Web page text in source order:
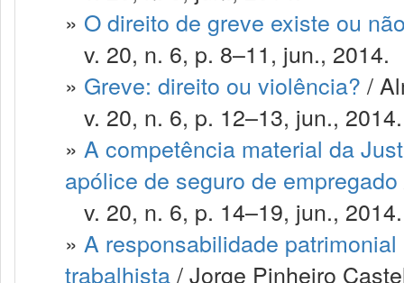
» O direito de greve existe ou
v. 20, n. 6, p. 8–11, jun., 2014.
» Greve: direito ou violência? /
v. 20, n. 6, p. 12–13, jun., 2014.
» A competência material da
apólice de seguro de empregado
v. 20, n. 6, p. 14–19, jun., 2014.
» A responsabilidade
trabalhista/ Jorge Pinheiro